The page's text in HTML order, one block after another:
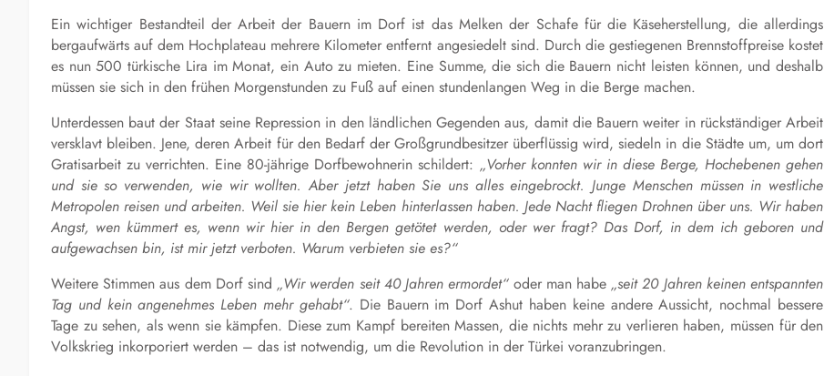
Ein wichtiger Bestandteil der Arbeit der Bauern im Dorf ist das Melken der Schafe für die Käseherstellung, die allerdings
bergaufwärts auf dem Hochplateau mehrere Kilometer entfernt angesiedelt sind. Durch die gestiegenen Brennstoffpreise kostet
es nun 500 türkische Lira im Monat, ein Auto zu mieten. Eine Summe, die sich die Bauern nicht leisten können, und deshalb
müssen sie sich in den frühen Morgenstunden zu Fuß auf einen stundenlangen Weg in die Berge machen.
Unterdessen baut der Staat seine Repression in den ländlichen Gegenden aus, damit die Bauern weiter in rückständiger Arbeit
versklavt bleiben. Jene, deren Arbeit für den Bedarf der Großgrundbesitzer überflüssig wird, siedeln in die Städte um, um dort
Gratisarbeit zu verrichten. Eine 80-jährige Dorfbewohnerin schildert: „Vorher konnten wir in diese Berge, Hochebenen gehen
und sie so verwenden, wie wir wollten. Aber jetzt haben Sie uns alles eingebrockt. Junge Menschen müssen in westliche
Metropolenreisen und arbeiten. Weil sie hier kein Leben hinterlassen haben. Jede Nacht fliegen Drohnen über uns. Wir haben
Angst, wen kümmert es, wenn wir hier in den Bergen getötet werden, oder wer fragt? Das Dorf, in dem ich geboren und
aufgewachsen bin, ist mir jetzt verboten. Warum verbieten sie es?“
Weitere Stimmen aus dem Dorf sind „Wir werden seit 40 Jahren ermordet“oder man habe „seit 20 Jahren keinen entspannten
Tag und kein angenehmes Leben mehr gehabt“. Die Bauern im Dorf Ashut haben keine andere Aussicht, nochmal bessere
Tage zu sehen, als wenn sie kämpfen. Diesezum Kampf bereitenMassen, die nichts mehr zu verlieren haben, müssen fürden
Volkskrieg inkorporiert werden – das ist notwendig, um die Revolution in der Türkei voranzubringen.